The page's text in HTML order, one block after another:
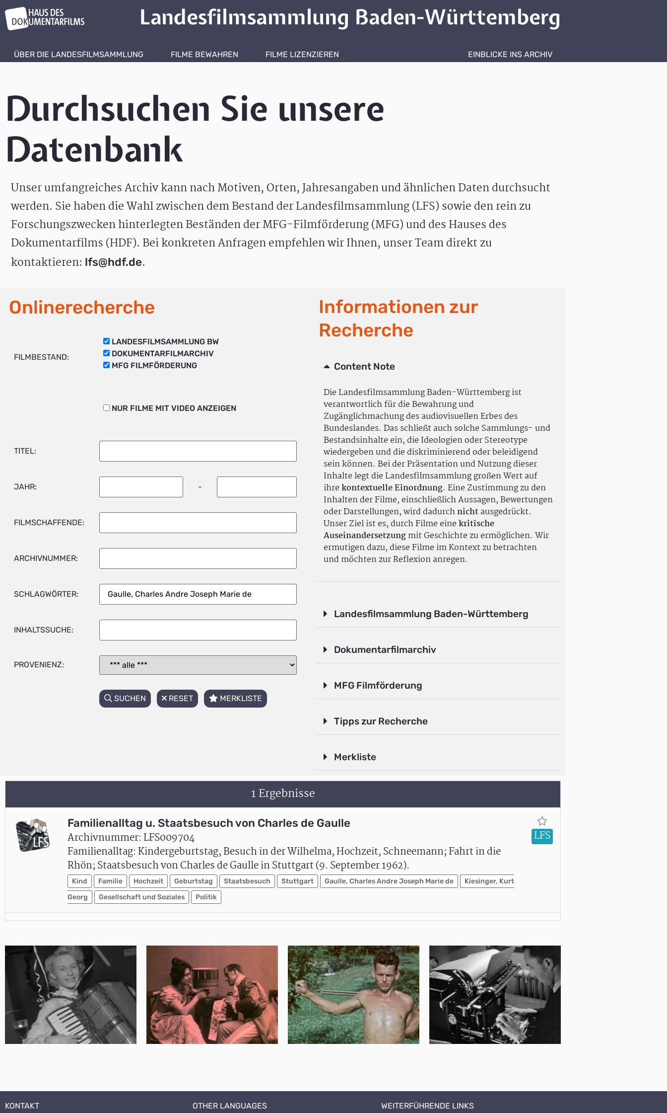
Landesfilmsammlung Baden-Württemberg
ÜBER DIE LANDESFILMSAMMLUNG FILME BEWAHREN FILME LIZENZIEREN EINBLICKE INS ARCHIV
Durchsuchen Sie unsere
Datenbank
Unser umfangreiches Archiv kann nach Motiven, Orten, Jahresangaben und ähnlichen Daten durchsucht
werden. Sie haben die Wahl zwischen dem Bestand der Landesfilmsammlung (LFS) sowie den rein zu
Forschungszwecken hinterlegten Beständen der MFG-Filmförderung (MFG) und des Hauses des
Dokumentarfilms (HDF). Bei konkreten Anfragen empfehlen wir Ihnen, unser Team direkt zu
kontaktieren: lfs@hdf.de.
Onlinerecherche
FILMBESTAND:
LANDESFILMSAMMLUNG BW
DOKUMENTARFILMARCHIV
MFG FILMFÖRDERUNG
NUR FILME MIT VIDEO ANZEIGEN
TITEL:
JAHR: -
FILMSCHAFFENDE:
ARCHIVNUMMER:
SCHLAGWÖRTER:
INHALTSSUCHE:
PROVENIENZ:
SUCHEN RESET MERKLISTE
Informationen zur
Recherche
Content Note
Die Landesfilmsammlung Baden-Württemberg ist
verantwortlich für die Bewahrung und
Zugänglichmachung des audiovisuellen Erbes des
Bundeslandes. Das schließt auch solche Sammlungs- und
Bestandsinhalte ein, die Ideologien oder Stereotype
wiedergeben und die diskriminierend oder beleidigend
sein können. Bei der Präsentation und Nutzung dieser
Inhalte legt die Landesfilmsammlung großen Wert auf
ihrekontextuelle Einordnung. Eine Zustimmung zu den
Inhalten der Filme, einschließlich Aussagen, Bewertungen
oder Darstellungen, wird dadurchnichtausgedrückt.
Unser Ziel ist es, durch Filme einekritische
Auseinandersetzungmit Geschichte zu ermöglichen. Wir
ermutigen dazu, diese Filme im Kontext zu betrachten
und möchten zur Reflexion anregen.
Landesfilmsammlung Baden-Württemberg
Dokumentarfilmarchiv
MFG Filmförderung
Tipps zur Recherche
Merkliste
1 Ergebnisse
Familienalltag u. Staatsbesuch von Charles de Gaulle
Archivnummer: LFS009704
Familienalltag: Kindergeburtstag, Besuch in der Wilhelma, Hochzeit, Schneemann; Fahrt in die
Rhön; Staatsbesuch von Charles de Gaulle in Stuttgart (9. September 1962).
Kind Familie Hochzeit Geburtstag Staatsbesuch Stuttgart Gaulle, Charles Andre Joseph Marie de
Kiesinger, Kurt
Georg
Gesellschaft und Soziales Politik
LFS
KONTAKT OTHER LANGUAGES WEITERFÜHRENDE LINKS